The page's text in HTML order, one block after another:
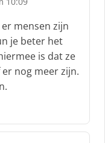
mensen zijn
je beter het
is dat ze
nog meer zijn.